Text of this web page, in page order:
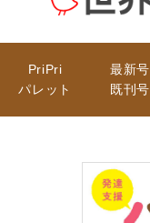
PriPri
パレット
最新号
既刊号